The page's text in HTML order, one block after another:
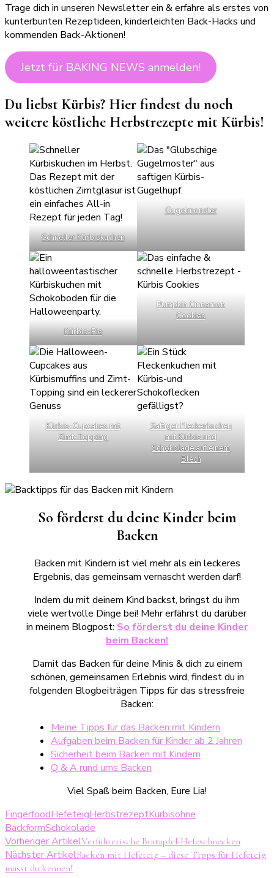
Trage dich in unseren Newsletter ein & erfahre als erstes von
kunterbunten Rezeptideen, kinderleichten Back-Hacks und
kommenden Back-Aktionen!
Jetzt für BAKING NEWS anmelden!
Du liebst Kürbis? Hier findest du noch
weitere köstliche Herbstrezepte mit Kürbis!
Schneller Kürbiskuchen
Gugelmonster
Kürbis-Pie
Pumpkin Cinnamon
Cookies
Kürbis-Cupcakes mit
Zimt-Topping
Saftiger Fleckenkuchen
mit Kürbis und
Schokolade auf einem
Blech
So förderst du deine Kinder beim
Backen
Backen mit Kindern ist viel mehr als ein leckeres
Ergebnis, das gemeinsam vernascht werden darf!
Indem du mit deinem Kind backst, bringst du ihm
viele wertvolle Dinge bei! Mehr erfährst du darüber
in meinem Blogpost: So förderst du deine Kinder
beim Backen!
Damit das Backen für deine Minis & dich zu einem
schönen, gemeinsamen Erlebnis wird, findest du in
folgenden Blogbeiträgen Tipps für das stressfreie
Backen:
Meine Tipps für das Backen mit Kindern
Aufgaben beim Backen für Kinder ab 2 Jahren
Sicherheit beim Backen mit Kindern
Q & A rund ums Backen
Viel Spaß beim Backen, Eure Lia!
FingerfoodHefeteigHerbstrezeptKürbisohne
BackformSchokolade
Beitragsnavigation
Vorheriger ArtikelVerführerische Bratapfel-Hefeschnecken
Nächster ArtikelBacken mit Hefeteig – diese Tipps für Hefeteig
musst du kennen!